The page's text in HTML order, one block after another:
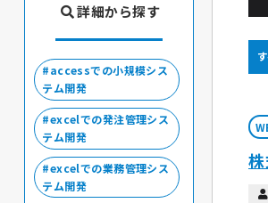
詳細から探す
accessでの小規模シス
テム開発
excelでの発注管理シス
テム開発
excelでの業務管理シス
テム開発